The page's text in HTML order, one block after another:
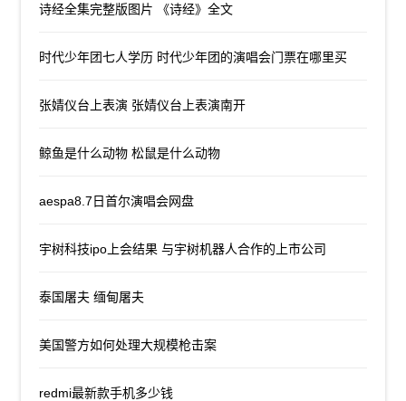
诗经全集完整版图片 《诗经》全文
时代少年团七人学历 时代少年团的演唱会门票在哪里买
张婧仪台上表演 张婧仪台上表演南开
鲸鱼是什么动物 松鼠是什么动物
aespa8.7日首尔演唱会网盘
宇树科技ipo上会结果 与宇树机器人合作的上市公司
泰国屠夫 缅甸屠夫
美国警方如何处理大规模枪击案
redmi最新款手机多少钱